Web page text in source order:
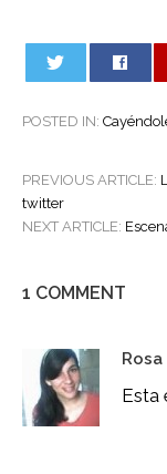
POSTED IN:
POST
NAVIGATION
PREVIOUS ARTICLE:
twitter
NEXT ARTICLE:
1 COMMENT
Rosa
Esta